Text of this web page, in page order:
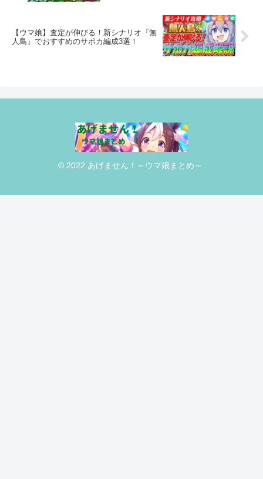
【ウマ娘】査定が伸びる！新シナリオ『無
人島』でおすすめのサポカ編成3選！
© 2022 あげません！～ウマ娘まとめ～.